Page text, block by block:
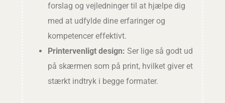
forslag og vejledninger til at hjælpe dig
med at udfylde dine erfaringer og
kompetencer effektivt.
Printervenligt design: Ser lige så godt ud
på skærmen som på print, hvilket giver et
stærkt indtryk i begge formater.